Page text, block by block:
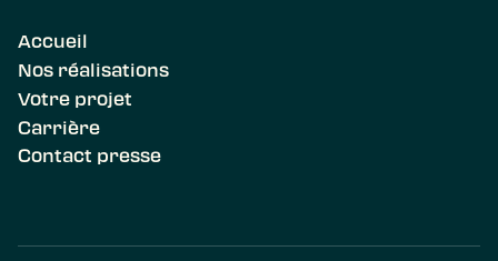
Accueil
Nos réalisations
Votre projet
Carrière
Contact presse